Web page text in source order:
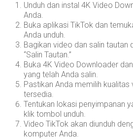
Unduh dan instal 4K Video
Anda.
Buka aplikasi TikTok dan
Anda unduh.
Bagikan video dan salin tautan
“Salin Tautan.”
Buka 4K Video Downloader
yang telah Anda salin.
Pastikan Anda memilih kualitas
tersedia.
Tentukan lokasi penyimpanan
klik tombol unduh.
Video TikTok akan diunduh
komputer Anda.